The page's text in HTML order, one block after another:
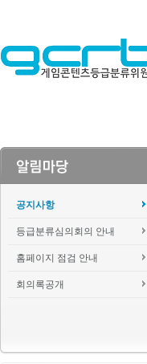
공지사항
등급분류심의회의 안내
홈페이지 점검 안내
회의록공개